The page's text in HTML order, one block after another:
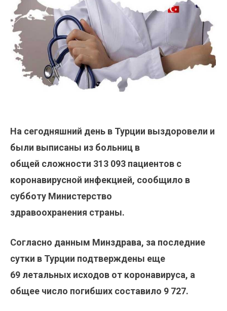
На сегодняшний день в Турции выздоровели и
были выписаны из больниц в
общей сложности 313 093 пациентов с
коронавирусной инфекцией, сообщило в
субботу Министерство
здравоохранения страны.
Согласно данным Минздрава, за последние
сутки в Турции подтверждены еще
69 летальных исходов от коронавируса, а
общее число погибших составило 9 727.